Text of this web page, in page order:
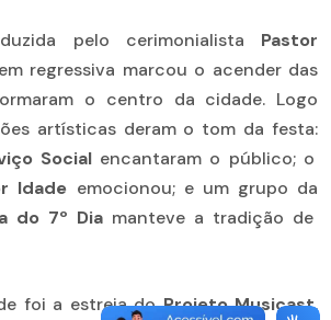
pelo cerimonialista Pastor
regressiva marcou o acender das
o centro da cidade. Logo
artísticas deram o tom da festa:
Socialencantaram o público; o
Idade emocionou; e um grupo da
do 7º Dia manteve a tradição de
foi a estreia doProjeto Musicast,